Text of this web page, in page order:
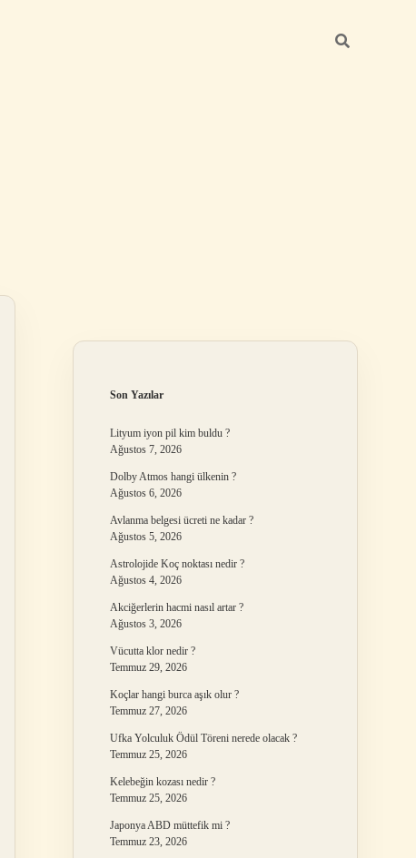
Son Yazılar
Lityum iyon pil kim buldu ?
Ağustos 7, 2026
Dolby Atmos hangi ülkenin ?
Ağustos 6, 2026
Avlanma belgesi ücreti ne kadar ?
Ağustos 5, 2026
Astrolojide Koç noktası nedir ?
Ağustos 4, 2026
Akciğerlerin hacmi nasıl artar ?
Ağustos 3, 2026
Vücutta klor nedir ?
Temmuz 29, 2026
Koçlar hangi burca aşık olur ?
Temmuz 27, 2026
Ufka Yolculuk Ödül Töreni nerede olacak ?
Temmuz 25, 2026
Kelebeğin kozası nedir ?
Temmuz 25, 2026
Japonya ABD müttefik mi ?
Temmuz 23, 2026